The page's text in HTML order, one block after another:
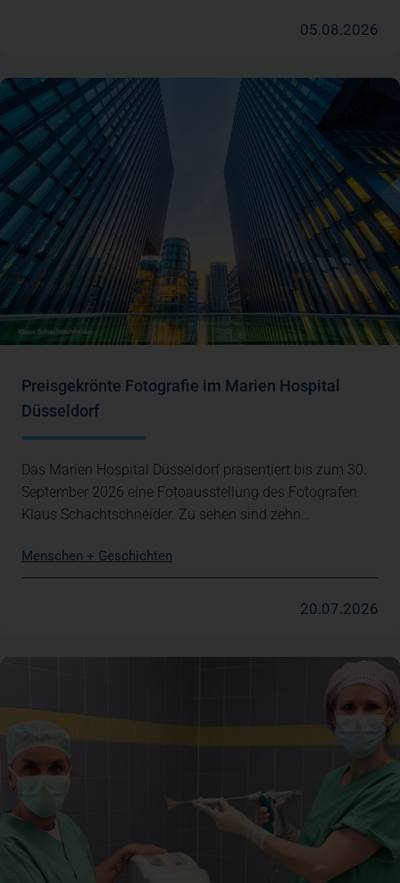
05.08.2026
Preisgekrönte Fotografie im Marien Hospital
Düsseldorf
Das Marien Hospital Düsseldorf präsentiert bis zum 30.
September 2026 eine Fotoausstellung des Fotografen
Klaus Schachtschneider. Zu sehen sind zehn…
Menschen + Geschichten
20.07.2026